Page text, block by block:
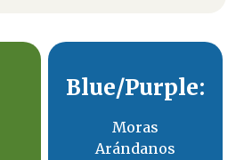
Blue/Purple:
Moras
Arándanos